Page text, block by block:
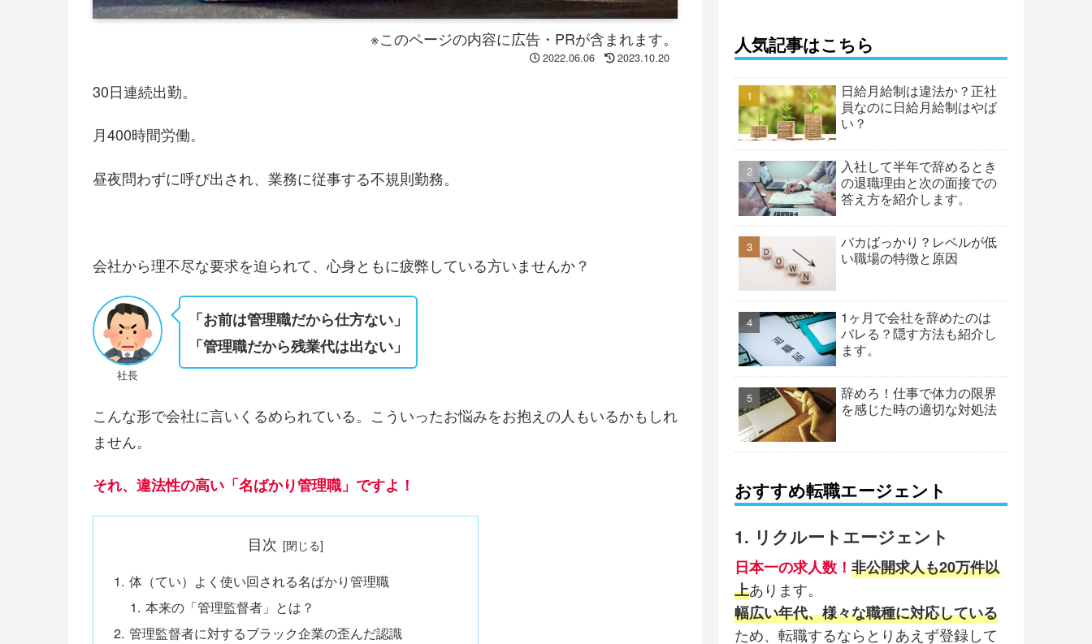
※このページの内容に広告・PRが含まれます。
2022.06.06 2023.10.20
30日連続出勤。
月400時間労働。
昼夜問わずに呼び出され、業務に従事する不規則勤務。
会社から理不尽な要求を迫られて、心身ともに疲弊している方いませんか？
社長
「お前は管理職だから仕方ない」
「管理職だから残業代は出ない」
こんな形で会社に言いくるめられている。こういったお悩みをお抱えの人もいるかもしれ
ません。
それ、違法性の高い「名ばかり管理職」ですよ！
目次
体（てい）よく使い回される名ばかり管理職
本来の「管理監督者」とは？
管理監督者に対するブラック企業の歪んだ認識
人気記事はこちら
日給月給制は違法か？正社
員なのに日給月給制はやば
い？
入社して半年で辞めるとき
の退職理由と次の面接での
答え方を紹介します。
バカばっかり？レベルが低
い職場の特徴と原因
1ヶ月で会社を辞めたのは
バレる？隠す方法も紹介し
ます。
辞めろ！仕事で体力の限界
を感じた時の適切な対処法
おすすめ転職エージェント
1. リクルートエージェント
日本一の求人数！ 非公開求人も20万件以
上あります。
幅広い年代、様々な職種に対応している
ため、転職するならとりあえず登録して